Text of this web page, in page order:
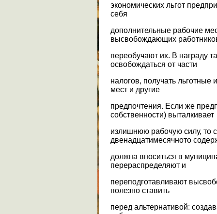
экономических льгот
себя
дополнительные рабочие
высвобождающих
переобучают их. В награду
освобождаться от части
налогов, получать льготные
мест и другие
предпочтения. Если же
собственности) выталкивает
излишнюю рабочую силу, то
двенадцатимесячното
должна вноситься в
перераспределяют и
переподготавливают
полезно ставить
перед альтернативой: